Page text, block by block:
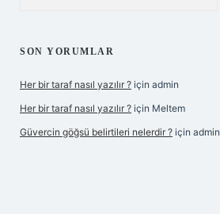
SON YORUMLAR
Her bir taraf nasıl yazılır ? için admin
Her bir taraf nasıl yazılır ? için Meltem
Güvercin göğsü belirtileri nelerdir ? için admin